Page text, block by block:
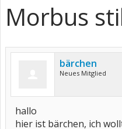
Morbus
bärchen
Neues Mitglied
hallo
hier ist bärchen, ich